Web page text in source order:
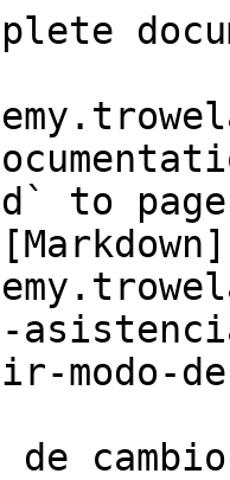
to
modo-
cambio